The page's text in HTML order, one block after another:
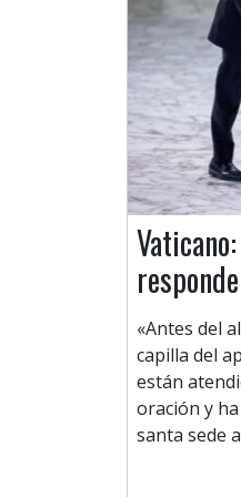
«Antes del
capilla del
están
oración y
santa sede